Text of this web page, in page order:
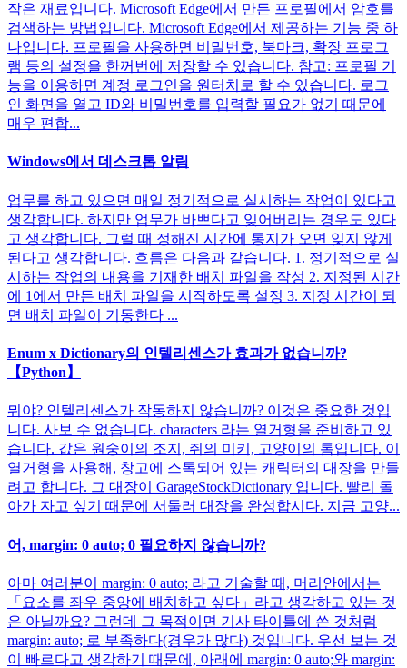
작은 재료입니다. Microsoft Edge에서 만든 프로필에서 암호를
검색하는 방법입니다. Microsoft Edge에서 제공하는 기능 중 하
나입니다. 프로필을 사용하면 비밀번호, 북마크, 확장 프로그
램 등의 설정을 한꺼번에 저장할 수 있습니다. 참고: 프로필 기
능을 이용하면 계정 로그인을 원터치로 할 수 있습니다. 로그
인 화면을 열고 ID와 비밀번호를 입력할 필요가 없기 때문에
매우 편합...
Windows에서 데스크톱 알림
업무를 하고 있으면 매일 정기적으로 실시하는 작업이 있다고
생각합니다. 하지만 업무가 바쁘다고 잊어버리는 경우도 있다
고 생각합니다. 그럴 때 정해진 시간에 통지가 오면 잊지 않게
된다고 생각합니다. 흐름은 다음과 같습니다. 1. 정기적으로 실
시하는 작업의 내용을 기재한 배치 파일을 작성 2. 지정된 시간
에 1에서 만든 배치 파일을 시작하도록 설정 3. 지정 시간이 되
면 배치 파일이 기동한다 ...
Enum x Dictionary의 인텔리센스가 효과가 없습니까?
【Python】
뭐야? 인텔리센스가 작동하지 않습니까? 이것은 중요한 것입
니다. 사보 수 없습니다. characters 라는 열거형을 준비하고 있
습니다. 값은 원숭이의 조지, 쥐의 미키, 고양이의 톰입니다. 이
열거형을 사용해, 창고에 스톡되어 있는 캐릭터의 대장을 만들
려고 합니다. 그 대장이 GarageStockDictionary 입니다. 빨리 돌
아가 자고 싶기 때문에 서둘러 대장을 완성합시다. 지금 고양...
어, margin: 0 auto; 0 필요하지 않습니까?
아마 여러분이 margin: 0 auto; 라고 기술할 때, 머리안에서는
「요소를 좌우 중앙에 배치하고 싶다」라고 생각하고 있는 것
은 아닐까요? 그런데 그 목적이면 기사 타이틀에 쓴 것처럼
margin: auto; 로 부족하다(경우가 많다) 것입니다. 우선 보는 것
이 빠르다고 생각하기 때문에, 아래에 margin: 0 auto;와 margin: